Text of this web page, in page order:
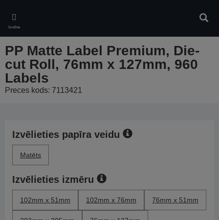
main
content
Izvēlne
PP Matte Label Premium, Die-
cut Roll, 76mm x 127mm, 960
Labels
Preces kods: 7113421
Izvēlieties papīra veidu
Matēts
Izvēlieties izmēru
102mm x 51mm 102mm x 76mm 76mm x 51mm